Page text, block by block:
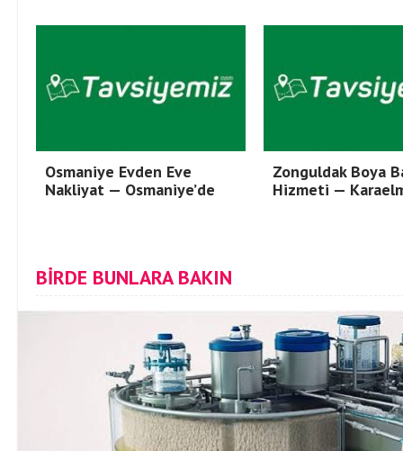
Osmaniye Evden Eve
Nakliyat — Osmaniye’de
Zonguldak Boya
Hizmeti —
BİRDE BUNLARA BAKIN